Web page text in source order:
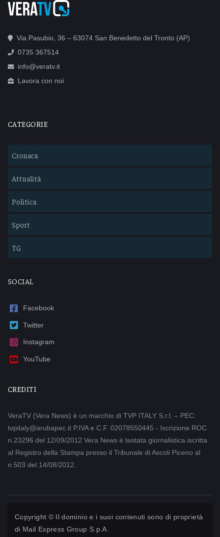
Via Pasubio, 36 – 63074 San Benedetto del Tronto (AP)
0735 367514
info@veratv.it
Lavora con noi
CATEGORIE
Cronaca
Attualità
Politica
Sport
TG
SOCIAL
Facebook
Twitter
Instagram
YouTube
CREDITI
VeraTV (Vera News) è un marchio di TVP ITALY S.r.l. – PEC:
tvpitaly@arubapec.it P.IVA e C.F. 02078550445 - Iscrizione ROC
n.23296 del 12/09/2012 Vera News è testata giornalistica iscritta
al Registro della Stampa presso il Tribunale di Ascoli Piceno al
n.503 del 14/08/2012.
Copyright © Il dominio e i suoi contenuti sono di proprietà
di Mail Express Group S.p.A.